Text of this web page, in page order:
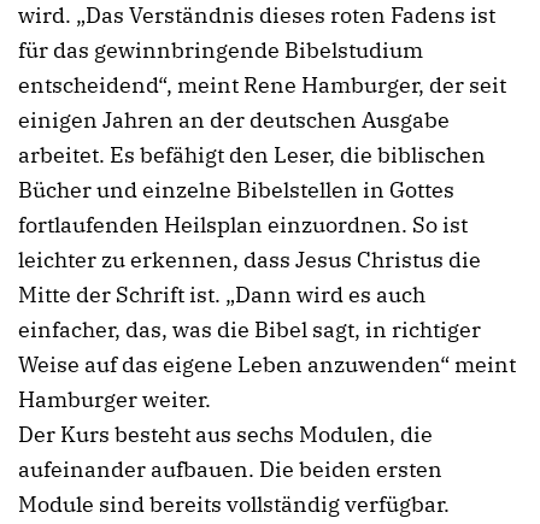
wird. „Das Verständnis dieses roten Fadens ist
für das gewinnbringende Bibelstudium
entscheidend“, meint Rene Hamburger, der seit
einigen Jahren an der deutschen Ausgabe
arbeitet. Es befähigt den Leser, die biblischen
Bücher und einzelne Bibelstellen in Gottes
fortlaufenden Heilsplan einzuordnen. So ist
leichter zu erkennen, dass Jesus Christus die
Mitte der Schrift ist. „Dann wird es auch
einfacher, das, was die Bibel sagt, in richtiger
Weise auf das eigene Leben anzuwenden“ meint
Hamburger weiter.
Der Kurs besteht aus sechs Modulen, die
aufeinander aufbauen. Die beiden ersten
Module sind bereits vollständig verfügbar.